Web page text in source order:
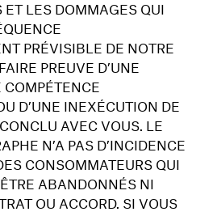
ET LES DOMMAGES QUI
PRÉVISIBLE DE NOTRE
PREUVE D’UNE
D’UNE INEXÉCUTION DE
AVEC VOUS. LE
N’A PAS D’INCIDENCE
CONSOMMATEURS QUI
ABANDONNÉS NI
OU ACCORD. SI VOUS